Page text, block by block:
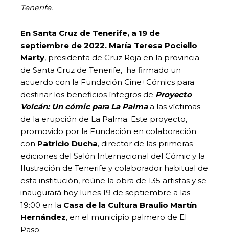
Tenerife.
En Santa Cruz de Tenerife, a 19 de
septiembre de 2022. María Teresa Pociello
Marty, presidenta de Cruz Roja en la provincia
de Santa Cruz de Tenerife, ha firmado un
acuerdo con la Fundación Cine+Cómics para
destinar los beneficios íntegros de Proyecto
Volcán: Un cómic para La Palmaa las víctimas
de la erupción de La Palma. Este proyecto,
promovido por la Fundación en colaboración
con Patricio Ducha, director de las primeras
ediciones del Salón Internacional del Cómic y la
Ilustración de Tenerife y colaborador habitual de
esta institución, reúne la obra de 135 artistas y se
inaugurará hoy lunes 19 de septiembre a las
19:00 en la Casa de la Cultura Braulio Martín
Hernández, en el municipio palmero de El
Paso.